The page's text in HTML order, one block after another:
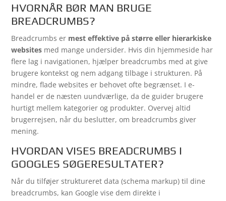
HVORNÅR BØR MAN BRUGE
BREADCRUMBS?
Breadcrumbs er mest effektive på større eller hierarkiske
websites med mange undersider. Hvis din hjemmeside har
flere lag i navigationen, hjælper breadcrumbs med at give
brugere kontekst og nem adgang tilbage i strukturen. På
mindre, flade websites er behovet ofte begrænset. I e-
handel er de næsten uundværlige, da de guider brugere
hurtigt mellem kategorier og produkter. Overvej altid
brugerrejsen, når du beslutter, om breadcrumbs giver
mening.
HVORDAN VISES BREADCRUMBS I
GOOGLES SØGERESULTATER?
Når du tilføjer struktureret data (schema markup) til dine
breadcrumbs, kan Google vise dem direkte i